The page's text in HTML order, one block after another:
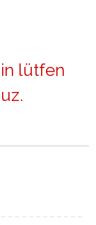
lütfen
.